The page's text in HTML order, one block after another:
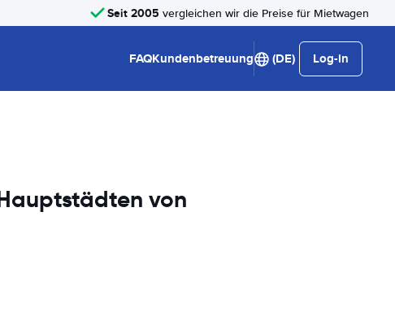
Seit 2005 vergleichen wir die Preise für Mietwagen
FAQKundenbetreuung (DE) Log-in
von